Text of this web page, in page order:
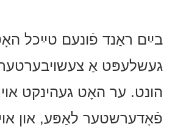
בײַם ראַנד פֿונעם טײַכל
געשלעפּט אַ
הונט. ער האָט געהינקט
פֿאָדערשטער לאַפּע, און